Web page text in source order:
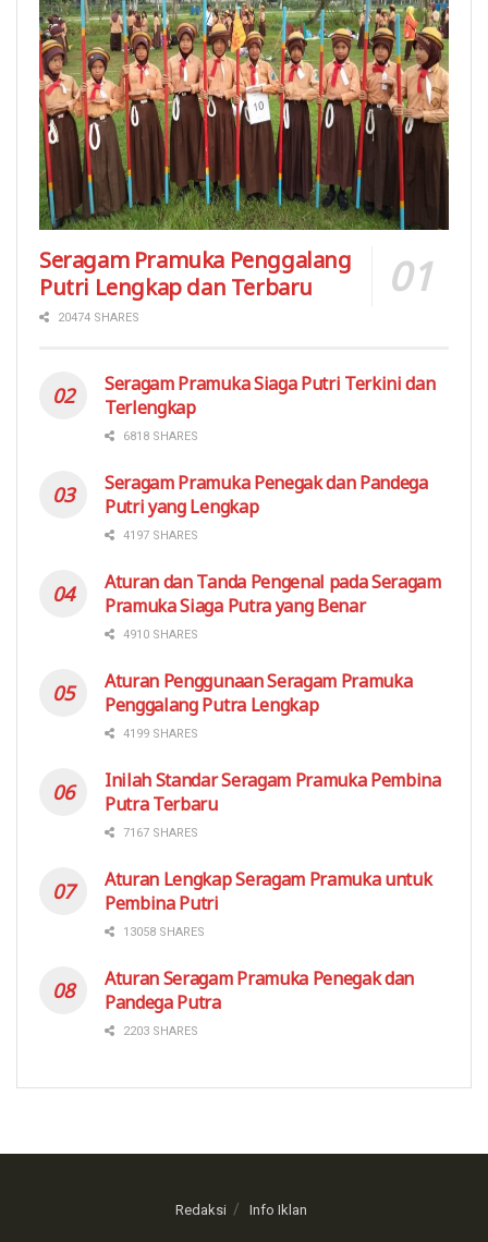
Seragam Pramuka Penggalang
Putri Lengkap dan Terbaru
20474 SHARES
Seragam Pramuka Siaga Putri Terkini dan
Terlengkap
6818 SHARES
Seragam Pramuka Penegak dan Pandega
Putri yang Lengkap
4197 SHARES
Aturan dan Tanda Pengenal pada Seragam
Pramuka Siaga Putra yang Benar
4910 SHARES
Aturan Penggunaan Seragam Pramuka
Penggalang Putra Lengkap
4199 SHARES
Inilah Standar Seragam Pramuka Pembina
Putra Terbaru
7167 SHARES
Aturan Lengkap Seragam Pramuka untuk
Pembina Putri
13058 SHARES
Aturan Seragam Pramuka Penegak dan
Pandega Putra
2203 SHARES
Redaksi Info Iklan